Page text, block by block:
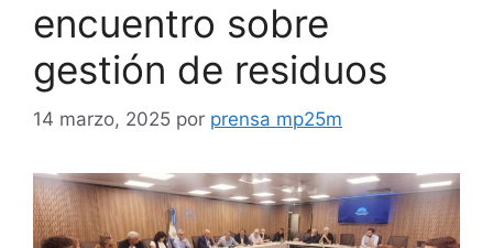
encuentro sobre
gestión de residuos
14 marzo, 2025 por prensa mp25m